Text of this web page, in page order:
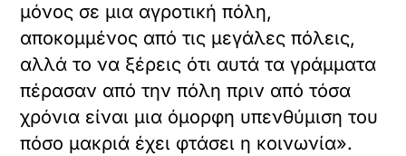
μόνος σε μια αγροτική πόλη,
αποκομμένος από τις μεγάλες πόλεις,
αλλά το να ξέρεις ότι αυτά τα γράμματα
πέρασαν από την πόλη πριν από τόσα
χρόνια είναι μια όμορφη υπενθύμιση του
πόσο μακριά έχει φτάσει η κοινωνία».